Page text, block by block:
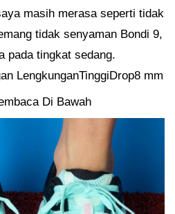
masih merasa seperti tidak
tidak senyaman Bondi 9,
pada tingkat sedang.
LengkunganTinggiDrop8 mm
Di Bawah